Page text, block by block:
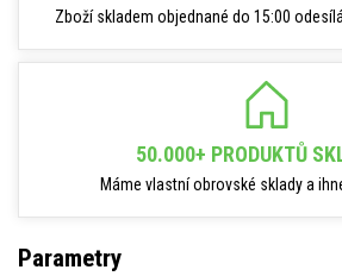
Zboží skladem objednané do 15:00
50.000+ PRODUKTŮ
Máme vlastní obrovské sklady a
Parametry